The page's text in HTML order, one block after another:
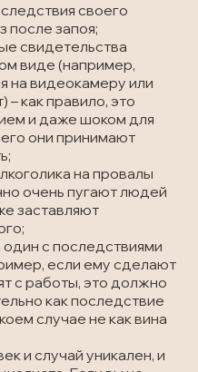
своего
после запоя;
свидетельства
виде (например,
на видеокамеру или
– как правило, это
и даже шоком для
они принимают
на провалы
очень пугают людей
заставляют
с последствиями
если ему сделают
с работы, это должно
как последствие
случае не как вина
и случай уникален, и